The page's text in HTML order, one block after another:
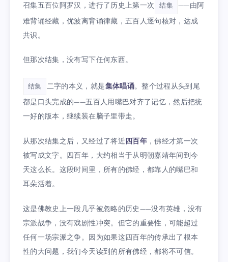
召集五百位阿罗汉，进行了历史上第一次
结集
——由阿
难背诵经藏，优波离背诵律藏，五百人逐句核对，达成
共识。
但那次结集，没有写下任何东西。
结集 二字的本义，就是集体唱诵。整个过程从头到尾
都是口头完成的——五百人用嘴巴对齐了记忆，然后把统
一好的版本，继续装在脑子里带走。
从那次结集之后，又经过了将近 四百年，佛经才第一次
被写成文字。四百年，大约相当于从明朝嘉靖年间到今
天这么长。这段时间里，所有的佛经，都靠人的嘴巴和
耳朵活着。
这是佛教史上一段几乎被忽略的历史——没有英雄，没有
宗派战争，没有戏剧性冲突。但它的重要性，可能超过
任何一场宗派之争。因为如果这四百年的传承出了根本
性的大问题，我们今天读到的所有佛经，都将不可信。